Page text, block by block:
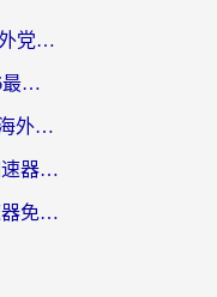
ChickCN和章鱼哪个好？海外党选回国加速器的3个关键维度 + 实用避坑指南
中国VPN评测：海外党2026最全回国加速器选择指南，告别地区限制不踩坑
雷神手游和hi龟龟好用吗？海外党亲测3款回国加速器，教你选对国外到国内加速器
在法国玩国内游戏用什么加速器？2026实测解决延迟卡顿的实用指南
海外党别愁！一键回国加速器免费版怎么选？从踩坑到流畅访问的全攻略